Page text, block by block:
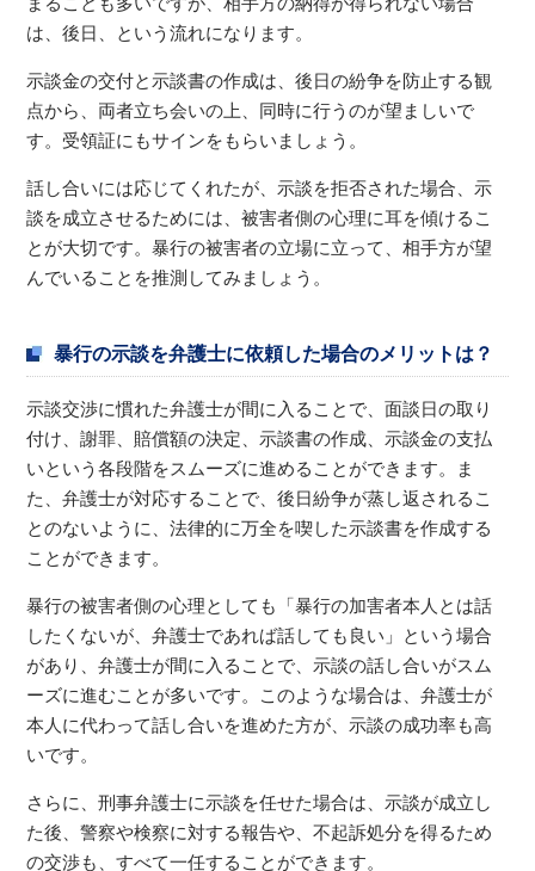
は、後日、という流れになります。
示談金の交付と示談書の作成は、後日の紛争を防止する観
点から、両者立ち会いの上、同時に行うのが望ましいで
す。受領証にもサインをもらいましょう。
話し合いには応じてくれたが、示談を拒否された場合、示
談を成立させるためには、被害者側の心理に耳を傾けるこ
とが大切です。暴行の被害者の立場に立って、相手方が望
んでいることを推測してみましょう。
暴行の示談を弁護士に依頼した場合のメリットは？
示談交渉に慣れた弁護士が間に入ることで、面談日の取り
付け、謝罪、賠償額の決定、示談書の作成、示談金の支払
いという各段階をスムーズに進めることができます。ま
た、弁護士が対応することで、後日紛争が蒸し返されるこ
とのないように、法律的に万全を喫した示談書を作成する
ことができます。
暴行の被害者側の心理としても「暴行の加害者本人とは話
したくないが、弁護士であれば話しても良い」という場合
があり、弁護士が間に入ることで、示談の話し合いがスム
ーズに進むことが多いです。このような場合は、弁護士が
本人に代わって話し合いを進めた方が、示談の成功率も高
いです。
さらに、刑事弁護士に示談を任せた場合は、示談が成立し
た後、警察や検察に対する報告や、不起訴処分を得るため
の交渉も、すべて一任することができます。